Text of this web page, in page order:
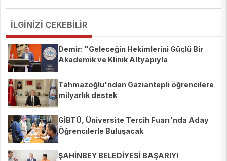
İLGİNİZİ ÇEKEBİLİR
Demir: "Geleceğin Hekimlerini Güçlü Bir
Akademik ve Klinik Altyapıyla
Tahmazoğlu'ndan Gaziantepli öğrencilere
milyarlık destek
GİBTÜ, Üniversite Tercih Fuarı'nda Aday
Öğrencilerle Buluşacak
ŞAHİNBEY BELEDİYESİ BAŞARIYI